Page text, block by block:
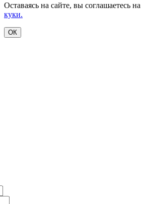
Оставаясь на сайте, вы соглашаетесь
куки.
ОК